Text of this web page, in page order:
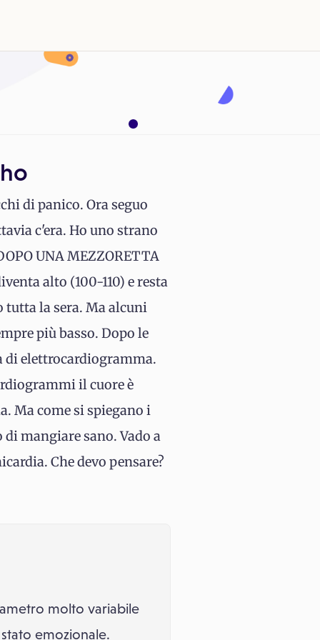
di panico. Ora seguo
c'era. Ho uno strano
UNA MEZZORETTA
alto (100-110) e resta
tutta la sera. Ma alcuni
più basso. Dopo le
di elettrocardiogramma.
il cuore è
Ma come si spiegano i
mangiare sano. Vado a
Che devo pensare?
molto variabile
emozionale.